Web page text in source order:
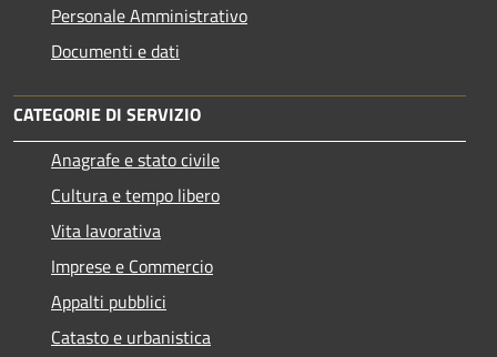
Personale Amministrativo
Documenti e dati
CATEGORIE DI SERVIZIO
Anagrafe e stato civile
Cultura e tempo libero
Vita lavorativa
Imprese e Commercio
Appalti pubblici
Catasto e urbanistica